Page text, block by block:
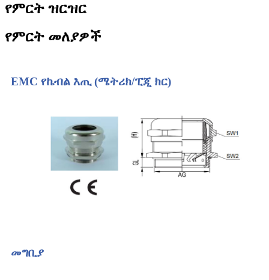
የምርት ዝርዝር
የምርት መለያዎች
EMC የኬብል እጢ (ሜትሪክ/ፒጂ ክር)
መግቢያ